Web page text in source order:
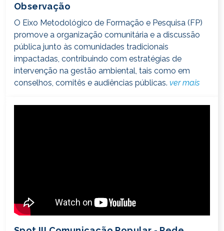
Observação
O Eixo Metodológico de Formação e Pesquisa (FP)
promove a organização comunitária e a discussão
pública junto às comunidades tradicionais
impactadas, contribuindo com estratégias de
intervenção na gestão ambiental, tais como em
conselhos, comitês e audiências públicas. ver mais